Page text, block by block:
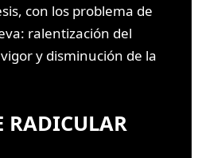
con los problema de
ralentización del
y disminución de la
RADICULAR